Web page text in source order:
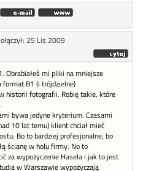
25 Lis 2009
Obrabiałeś mi pliki na mniejsze
format B1 (i trójdzielne)
historii fotografii. Robię takie, które
bywa jedyne kryterium. Czasami
10 lat temu) klient chciał mieć
Bo to bardziej profesjonalne, bo
ścianę w holu firmy. No to
za wypożyczenie Hasela i jak to jest
w Warszawie wypożyczają